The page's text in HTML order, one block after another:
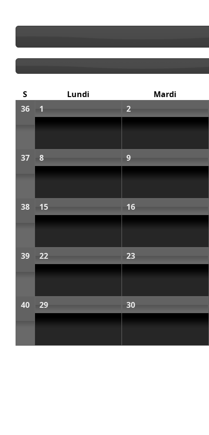
S
Lundi Mardi
36
1 2
37 8 9
38 15 16
39 22 23
40 29 30